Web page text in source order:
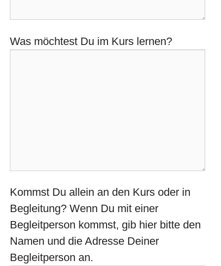
Was möchtest Du im Kurs lernen?
Kommst Du allein an den Kurs oder in
Begleitung? Wenn Du mit einer
Begleitperson kommst, gib hier bitte den
Namen und die Adresse Deiner
Begleitperson an.